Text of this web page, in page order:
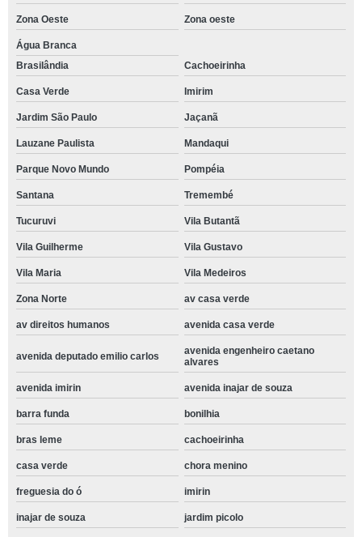
Zona Oeste Zona oeste
Água Branca
Brasilândia
Cachoeirinha
Casa Verde Imirim
Jardim São Paulo Jaçanã
Lauzane Paulista Mandaqui
Parque Novo Mundo Pompéia
Santana Tremembé
Tucuruvi Vila Butantã
Vila Guilherme Vila Gustavo
Vila Maria Vila Medeiros
Zona Norte av casa verde
av direitos humanos avenida casa verde
avenida deputado emilio carlos
avenida engenheiro caetano
alvares
avenida imirin avenida inajar de souza
barra funda bonilhia
bras leme cachoeirinha
casa verde chora menino
freguesia do ó imirin
inajar de souza jardim picolo